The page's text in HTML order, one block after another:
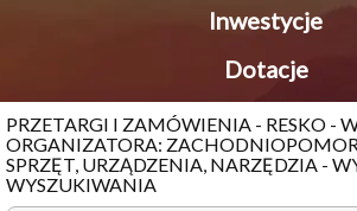
Inwestycje
Dotacje
PRZETARGI I ZAMÓWIENIA - RESKO -
ORGANIZATORA:
SPRZĘT, URZĄDZENIA, NARZĘDZIA -
WYSZUKIWANIA